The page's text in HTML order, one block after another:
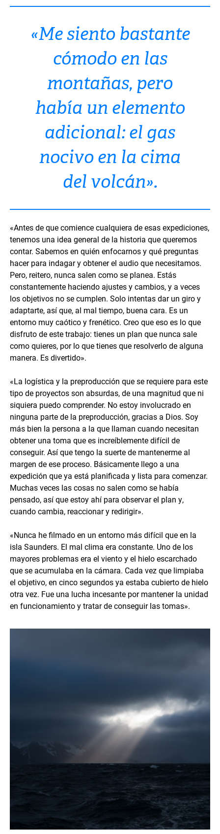
«Me siento bastante
cómodo en las
montañas, pero
había un elemento
adicional: el gas
nocivo en la cima
del volcán».
«Antes de que comience cualquiera de esas expediciones,
tenemos una idea general de la historia que queremos
contar. Sabemos en quién enfocarnos y qué preguntas
hacer para indagar y obtener el audio que necesitamos.
Pero, reitero, nunca salen como se planea. Estás
constantemente haciendo ajustes y cambios, y a veces
los objetivos no se cumplen. Solo intentas dar un giro y
adaptarte, así que, al mal tiempo, buena cara. Es un
entorno muy caótico y frenético. Creo que eso es lo que
disfruto de este trabajo: tienes un plan que nunca sale
como quieres, por lo que tienes que resolverlo de alguna
manera. Es divertido».
«La logística y la preproducción que se requiere para este
tipo de proyectos son absurdas, de una magnitud que ni
siquiera puedo comprender. No estoy involucrado en
ninguna parte de la preproducción, gracias a Dios. Soy
más bien la persona a la que llaman cuando necesitan
obtener una toma que es increíblemente difícil de
conseguir. Así que tengo la suerte de mantenerme al
margen de ese proceso. Básicamente llego a una
expedición que ya está planificada y lista para comenzar.
Muchas veces las cosas no salen como se había
pensado, así que estoy ahí para observar el plan y,
cuando cambia, reaccionar y redirigir».
«Nunca he filmado en un entorno más difícil que en la
isla Saunders. El mal clima era constante. Uno de los
mayores problemas era el viento y el hielo escarchado
que se acumulaba en la cámara. Cada vez que limpiaba
el objetivo, en cinco segundos ya estaba cubierto de hielo
otra vez. Fue una lucha incesante por mantener la unidad
en funcionamiento y tratar de conseguir las tomas».